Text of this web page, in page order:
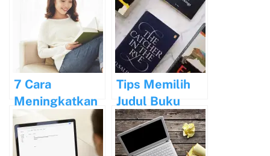
Bagi Kehidupan
Manusia
7 Cara
Meningkatkan
Semangat
Menulis Anda
Tips Memilih
Judul Buku
yang Menarik